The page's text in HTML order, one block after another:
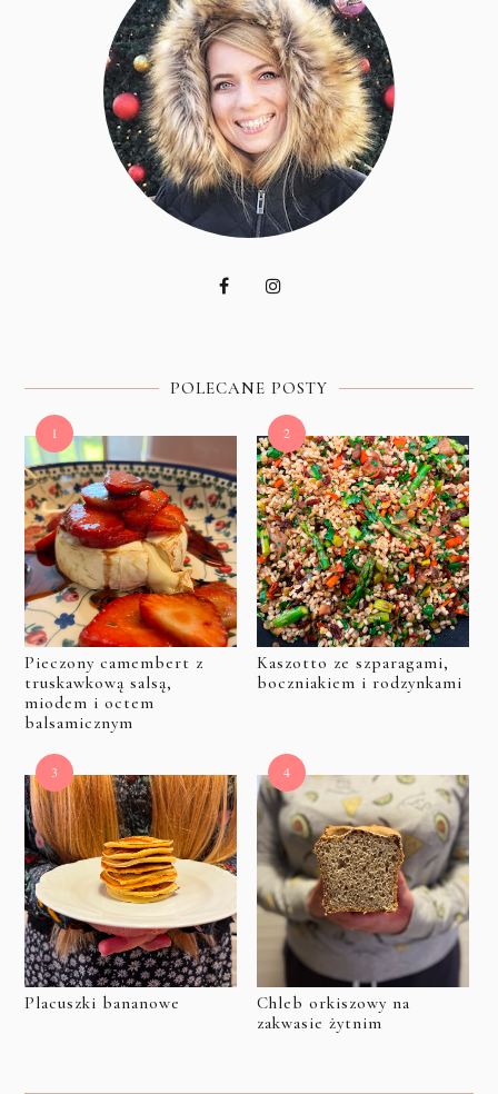
POLECANE POSTY
Pieczony camembert z
truskawkową salsą,
miodem i octem
balsamicznym
Kaszotto ze szparagami,
boczniakiem i rodzynkami
Placuszki bananowe
Chleb orkiszowy na
zakwasie żytnim